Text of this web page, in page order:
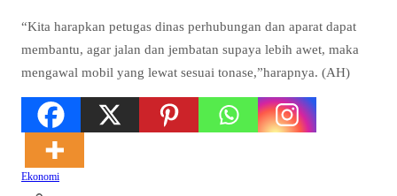
“Kita harapkan petugas dinas perhubungan dan aparat dapat
membantu, agar jalan dan jembatan supaya lebih awet, maka
mengawal mobil yang lewat sesuai tonase,”harapnya. (AH)
Ekonomi